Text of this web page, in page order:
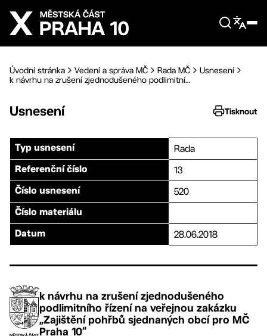
Přejít na hlavní obsah
Úvodní stránka Vedení a správa MČ Rada MČ
Usnesení
k návrhu na zrušení zjednodušeného podlimitní...
Usnesení Tisknout
Typ usnesení Rada
Referenční číslo 13
Číslo usnesení 520
Číslo materiálu
Datum 28.06.2018
k návrhu na zrušení zjednodušeného
podlimitního řízení na veřejnou zakázku
„Zajištění pohřbů sjednaných obcí pro MČ
Praha 10“